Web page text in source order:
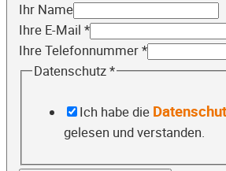
Ihr Name
Ihre E-Mail *
Ihre Telefonnummer*
Datenschutz*
Ich habe die
gelesen und verstanden.